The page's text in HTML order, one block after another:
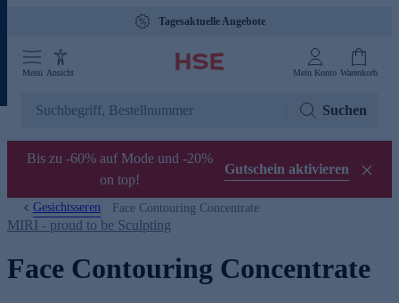
Tagesaktuelle Angebote
Menü Ansicht Mein Konto Warenkorb
Suchen
Bis zu -60% auf Mode und -20%
on top!
Gutschein aktivieren
Gesichtsseren Face Contouring Concentrate
MIRI - proud to be Sculpting
Face Contouring Concentrate